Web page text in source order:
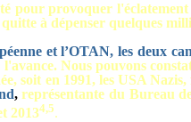
pour provoquer
à dépenser quelques
et l’OTAN, les deux
Nous pouvons
soit en 1991, les USA
, représentante du Bureau
20134,5.